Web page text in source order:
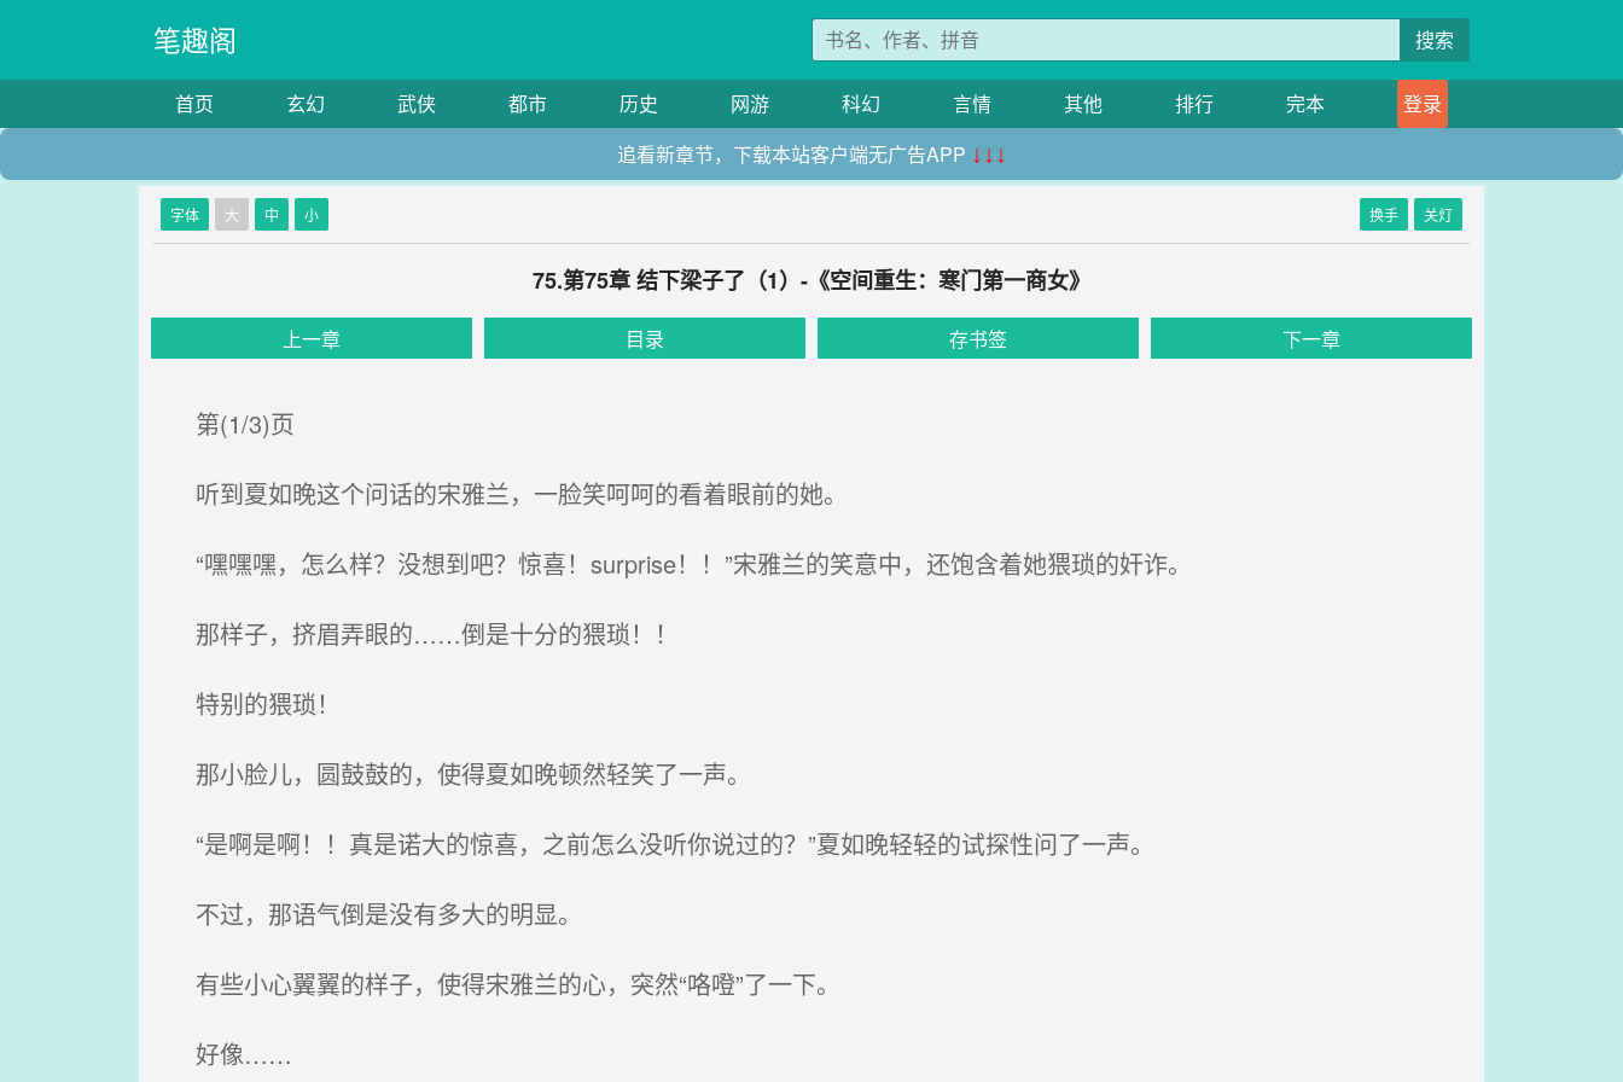
笔趣阁 搜索
首页 玄幻 武侠 都市 历史 网游 科幻 言情 其他 排行 完本
登录
追看新章节，下载本站客户端无广告APP ↓↓↓
字体 大 中 小 换手 关灯
75.第75章 结下梁子了（1）-《空间重生：寒门第一商女》
上一章 目录 存书签 下一章
第(1/3)页
听到夏如晚这个问话的宋雅兰，一脸笑呵呵的看着眼前的她。
“嘿嘿嘿，怎么样？没想到吧？惊喜！surprise！！”宋雅兰的笑意中，还饱含着她猥琐的奸诈。
那样子，挤眉弄眼的……倒是十分的猥琐！！
特别的猥琐！
那小脸儿，圆鼓鼓的，使得夏如晚顿然轻笑了一声。
“是啊是啊！！真是诺大的惊喜，之前怎么没听你说过的？”夏如晚轻轻的试探性问了一声。
不过，那语气倒是没有多大的明显。
有些小心翼翼的样子，使得宋雅兰的心，突然“咯噔”了一下。
好像……